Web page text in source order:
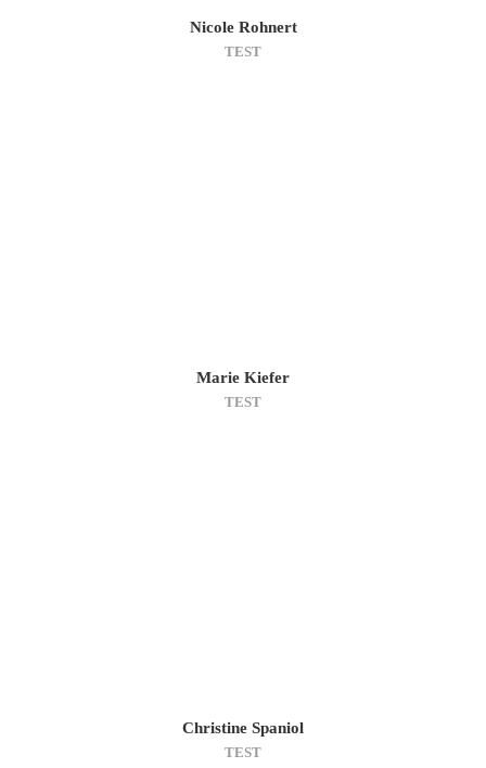
Nicole Rohnert
TEST
Marie Kiefer
TEST
Christine Spaniol
TEST